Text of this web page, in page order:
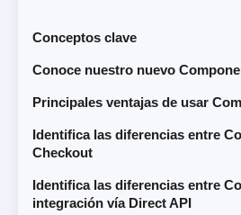
Conceptos clave
Conoce nuestro nuevo
Principales ventajas de usar
Identifica las diferencias entre
Checkout
Identifica las diferencias entre
integración vía Direct API